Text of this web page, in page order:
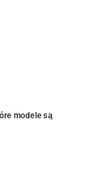
modele są